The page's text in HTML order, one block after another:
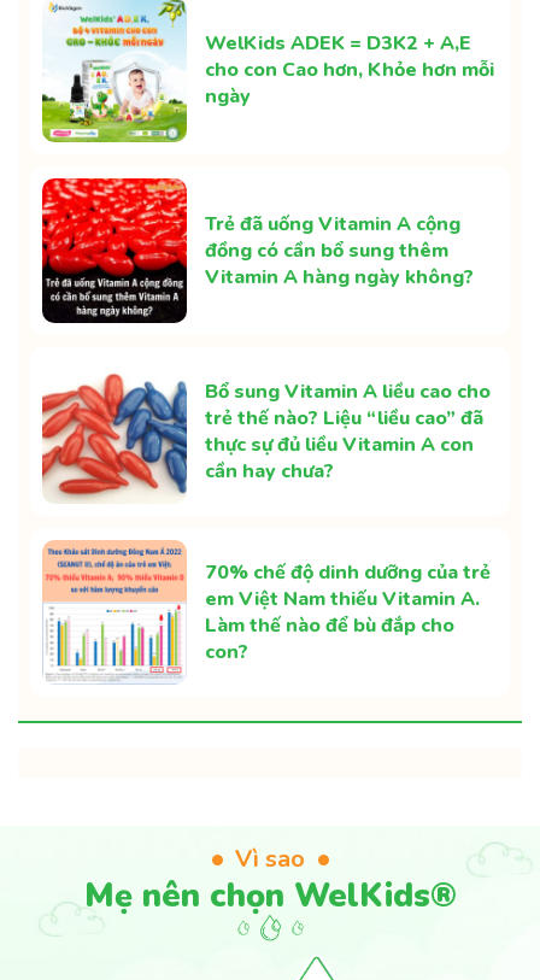
WelKids ADEK = D3K2 + A,E
cho con Cao hơn, Khỏe hơn mỗi
ngày
Trẻ đã uống Vitamin A cộng
đồng có cần bổ sung thêm
Vitamin A hàng ngày không?
Bổ sung Vitamin A liều cao cho
trẻ thế nào? Liệu “liều cao” đã
thực sự đủ liều Vitamin A con
cần hay chưa?
70% chế độ dinh dưỡng của trẻ
em Việt Nam thiếu Vitamin A.
Làm thế nào để bù đắp cho
con?
Vì sao
Mẹ nên chọn WelKids®